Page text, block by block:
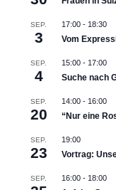
SEP.
3
17:00- 18:30
Vom
SEP.
4
15:00- 17:00
Suche nach
SEP.
20
14:00- 16:00
“Nur eine
SEP.
23
19:00
Vortrag:
SEP. 16:00- 18:00